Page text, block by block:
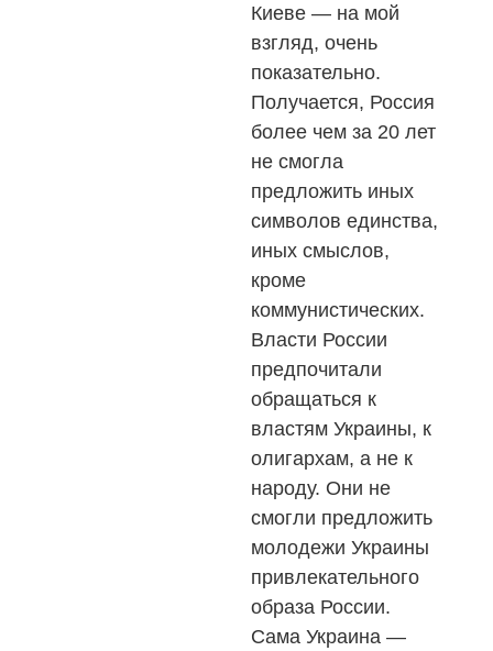
Киеве — на мой
взгляд, очень
показательно.
Получается, Россия
более чем за 20 лет
не смогла
предложить иных
символов единства,
иных смыслов,
кроме
коммунистических.
Власти России
предпочитали
обращаться к
властям Украины, к
олигархам, а не к
народу. Они не
смогли предложить
молодежи Украины
привлекательного
образа России.
Сама Украина —